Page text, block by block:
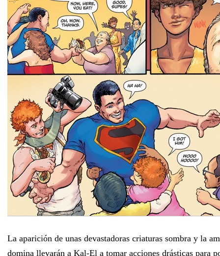
La aparición de unas devastadoras criaturas sombra y la
domina llevarán a Kal-El a tomar acciones drásticas para